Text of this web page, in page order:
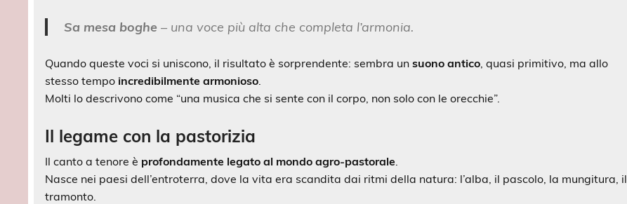
Sa mesa boghe – una voce più alta che completa l’armonia.
Quando queste voci si uniscono, il risultato è sorprendente: sembra unsuono antico, quasi primitivo, ma allo
stesso tempo incredibilmente armonioso.
Molti lo descrivono come “una musica che si sente con il corpo, non solo con le orecchie”.
Il legame con la pastorizia
Il canto a tenore è profondamente legato al mondo agro-pastorale
Nasce nei paesi dell’entroterra, dove la vita era scandita dai ritmi della natura: l’alba, il pascolo, la mungitura, il
tramonto.